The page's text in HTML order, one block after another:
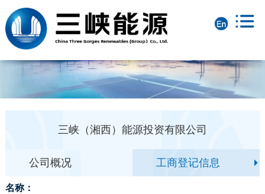
三峡（湘西）能源投资有限公司
公司概况 工商登记信息
名称：